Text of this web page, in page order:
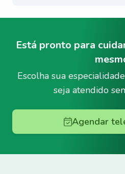
Está pronto para
Escolha sua
seja atendido
Agendar